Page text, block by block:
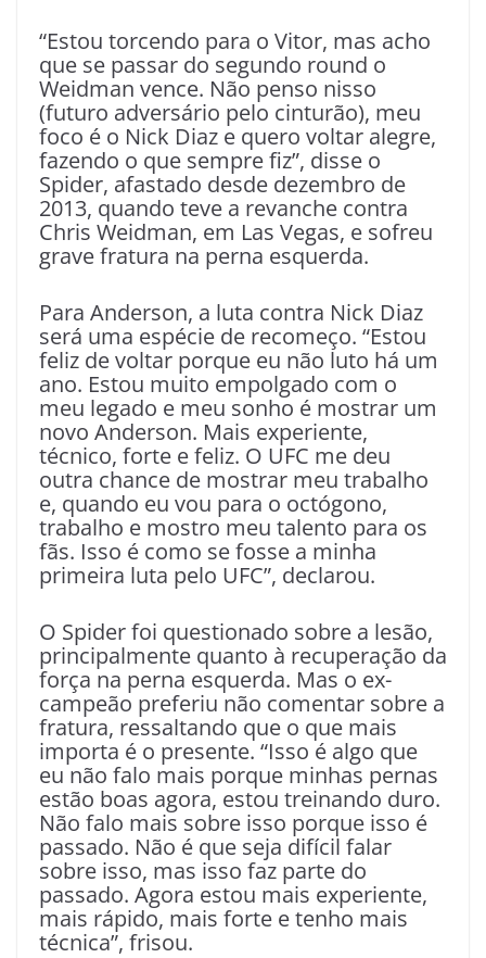
“Estou torcendo para o Vitor, mas acho
que se passar do segundo round o
Weidman vence. Não penso nisso
(futuro adversário pelo cinturão), meu
foco é o Nick Diaz e quero voltar alegre,
fazendo o que sempre fiz”, disse o
Spider, afastado desde dezembro de
2013, quando teve a revanche contra
Chris Weidman, em Las Vegas, e sofreu
grave fratura na perna esquerda.
Para Anderson, a luta contra Nick Diaz
será uma espécie de recomeço. “Estou
feliz de voltar porque eu não luto há um
ano. Estou muito empolgado com o
meu legado e meu sonho é mostrar um
novo Anderson. Mais experiente,
técnico, forte e feliz. O UFC me deu
outra chance de mostrar meu trabalho
e, quando eu vou para o octógono,
trabalho e mostro meu talento para os
fãs. Isso é como se fosse a minha
primeira luta pelo UFC”, declarou.
O Spider foi questionado sobre a lesão,
principalmente quanto à recuperação da
força na perna esquerda. Mas o ex-
campeão preferiu não comentar sobre a
fratura, ressaltando que o que mais
importa é o presente. “Isso é algo que
eu não falo mais porque minhas pernas
estão boas agora, estou treinando duro.
Não falo mais sobre isso porque isso é
passado. Não é que seja difícil falar
sobre isso, mas isso faz parte do
passado. Agora estou mais experiente,
mais rápido, mais forte e tenho mais
técnica”, frisou.